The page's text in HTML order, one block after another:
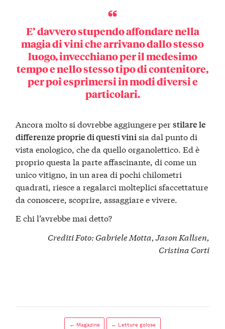
E’ davvero stupendo affondare nella
magia di vini che arrivano dallo stesso
luogo, invecchiano per il medesimo
tempo e nello stesso tipo di contenitore,
per poi esprimersi in modi diversi e
particolari.
Ancora molto si dovrebbe aggiungere perstilare le
differenze proprie di questi vinisia dal punto di
vista enologico, che da quello organolettico. Ed è
proprio questa la parte affascinante, di come un
unico vitigno, in un area di pochi chilometri
quadrati, riesce a regalarci molteplici sfaccettature
da conoscere, scoprire, assaggiare e vivere.
E chi l’avrebbe mai detto?
Crediti Foto: Gabriele Motta,Jason Kallsen,
Cristina Corti
← Magazine ← Letture golose